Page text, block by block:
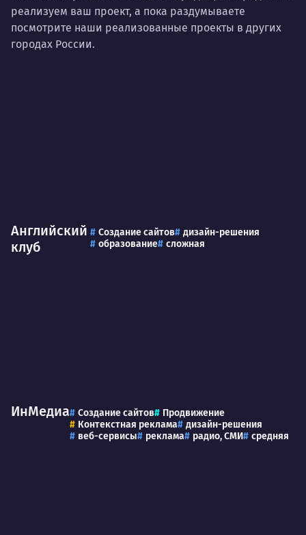
реализуем ваш проект, а пока раздумываете
посмотрите наши реализованные проекты в других
городах России.
Английский
клуб
Создание сайтов
дизайн-решения
образование
сложная
ИнМедиа Создание сайтов
Продвижение
Контекстная реклама
дизайн-решения
веб-сервисы
реклама радио, СМИ средняя